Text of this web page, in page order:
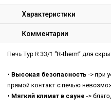
Характеристики
Комментарии
Печь Typ R 33/1 “R-therm” для
• Высокая безопасность -> при
прямой контакт с печью
• Мягкий климат в сауне ->